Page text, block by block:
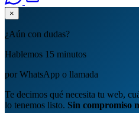
×
¿Aún con dudas?
Hablemos 15 minutos
por WhatsApp o llamada
Te decimos qué necesita tu web,
lo tenemos listo. Sin compromiso